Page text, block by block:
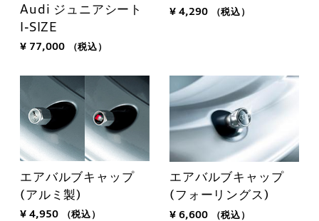
Audi ジュニアシート
I-SIZE
¥ 77,000 （税込）
¥ 4,290 （税込）
エアバルブキャップ
(アルミ製)
¥ 4,950 （税込）
エアバルブキャップ
(フォーリングス)
¥ 6,600 （税込）